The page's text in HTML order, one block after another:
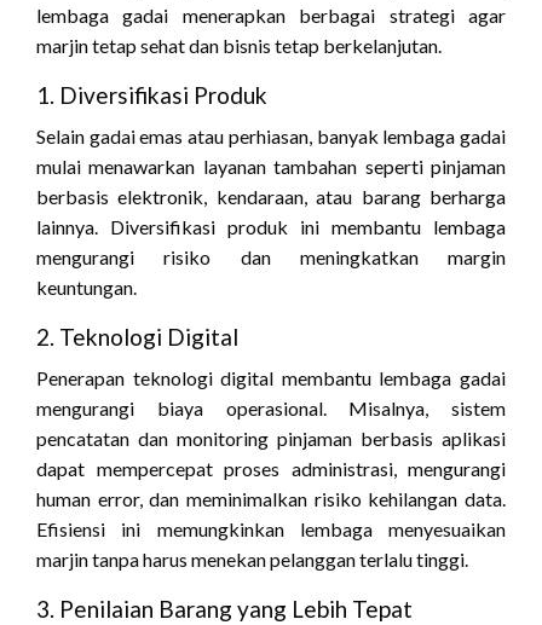
lembaga gadai menerapkan berbagai strategi agar
marjin tetap sehat dan bisnis tetap berkelanjutan.
1. Diversifikasi Produk
Selain gadai emas atau perhiasan, banyak lembaga gadai
mulai menawarkan layanan tambahan seperti pinjaman
berbasis elektronik, kendaraan, atau barang berharga
lainnya. Diversifikasi produk ini membantu lembaga
mengurangi risiko dan meningkatkan margin
keuntungan.
2. Teknologi Digital
Penerapan teknologi digital membantu lembaga gadai
mengurangi biaya operasional. Misalnya, sistem
pencatatan dan monitoring pinjaman berbasis aplikasi
dapat mempercepat proses administrasi, mengurangi
human error, dan meminimalkan risiko kehilangan data.
Efisiensi ini memungkinkan lembaga menyesuaikan
marjin tanpa harus menekan pelanggan terlalu tinggi.
3. Penilaian Barang yang Lebih Tepat